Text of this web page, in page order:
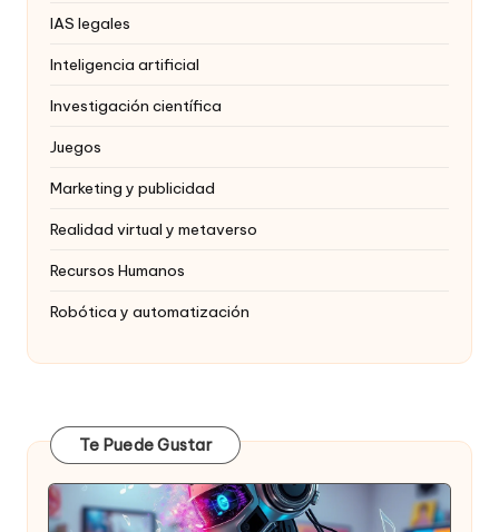
IAS legales
Inteligencia artificial
Investigación científica
Juegos
Marketing y publicidad
Realidad virtual y metaverso
Recursos Humanos
Robótica y automatización
Te Puede Gustar